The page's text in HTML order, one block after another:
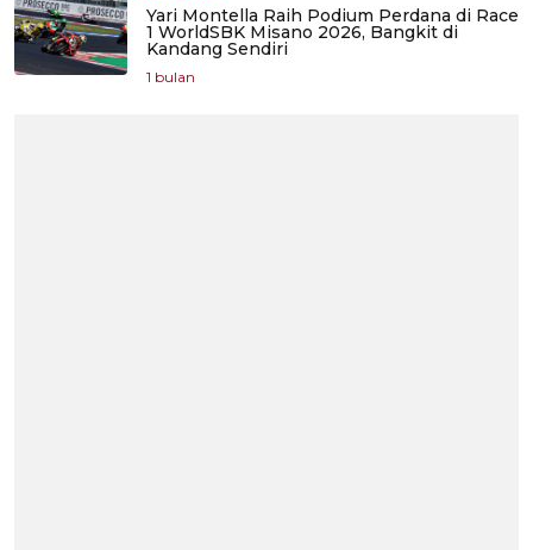
Yari Montella Raih Podium Perdana di Race
1 WorldSBK Misano 2026, Bangkit di
Kandang Sendiri
1 bulan